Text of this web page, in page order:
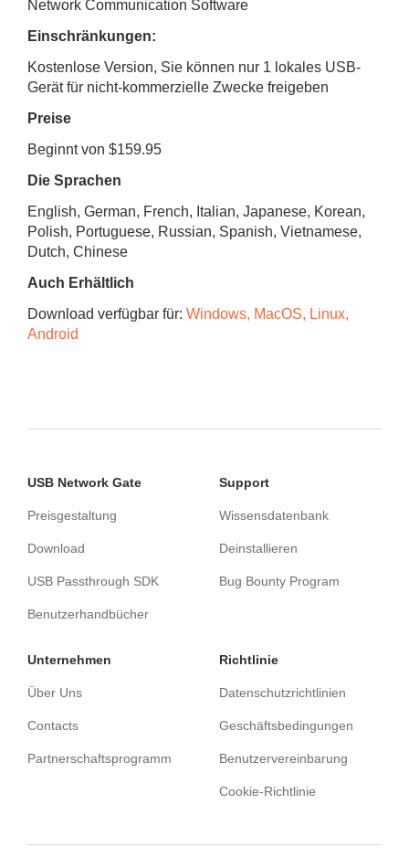
Network Communication Software
Einschränkungen:
Kostenlose Version, Sie können nur 1 lokales USB-
Gerät für nicht-kommerzielle Zwecke freigeben
Preise
Beginnt von $159.95
Die Sprachen
English, German, French, Italian, Japanese, Korean,
Polish, Portuguese, Russian, Spanish, Vietnamese,
Dutch, Chinese
Auch Erhältlich
Download verfügbar für: Windows, MacOS, Linux,
Android
USB Network Gate
Preisgestaltung
Download
USB Passthrough SDK
Benutzerhandbücher
Support
Wissensdatenbank
Deinstallieren
Bug Bounty Program
Unternehmen
Über Uns
Contacts
Partnerschaftsprogramm
Richtlinie
Datenschutzrichtlinien
Geschäftsbedingungen
Benutzervereinbarung
Cookie-Richtlinie